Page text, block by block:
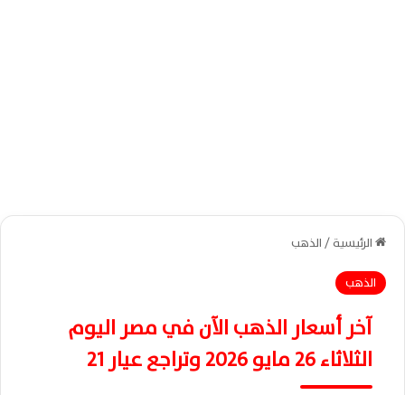
الرئيسية/الذهب
الذهب
آخر أسعار الذهب الآن في مصر اليوم
الثلاثاء 26 مايو 2026 وتراجع عيار 21